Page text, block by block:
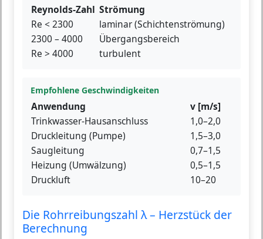
Reynolds-Zahl Strömung
Re < 2300
laminar (Schichtenströmung)
2300 – 4000
Übergangsbereich
Re > 4000
turbulent
Empfohlene Geschwindigkeiten
Anwendung
v [m/s]
Trinkwasser-Hausanschluss
1,0–2,0
Druckleitung (Pumpe)
1,5–3,0
Saugleitung
0,7–1,5
Heizung (Umwälzung)
0,5–1,5
Druckluft
10–20
Die Rohrreibungszahl λ – Herzstück der
Berechnung